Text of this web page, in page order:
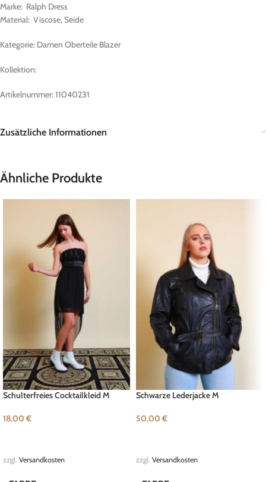
Marke: Ralph Dress
Material: Viscose, Seide
Kategorie: Damen Oberteile Blazer
Kollektion:
Artikelnummer: 11040231
Zusätzliche Informationen
Ähnliche Produkte
Schulterfreies Cocktailkleid M
18,00 €
zzgl. Versandkosten
Schwarze Lederjacke M
50,00 €
zzgl. Versandkosten